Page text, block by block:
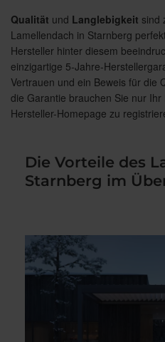
Qualität und Langlebigkeit sind
Lamellendach in Starnberg
Hersteller hinter diesem
einzigartige 5-Jahre-
Vertrauen und ein Beweis für die
die Garantie brauchen Sie nur
Hersteller-Homepage zu
Die Vorteile des
Starnberg im